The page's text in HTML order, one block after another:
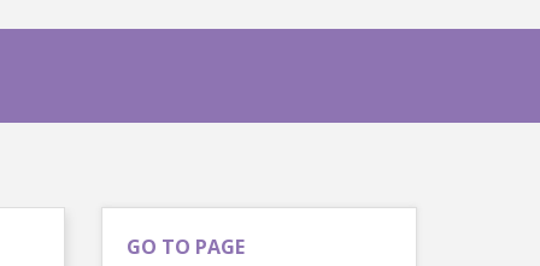
GO TO PAGE